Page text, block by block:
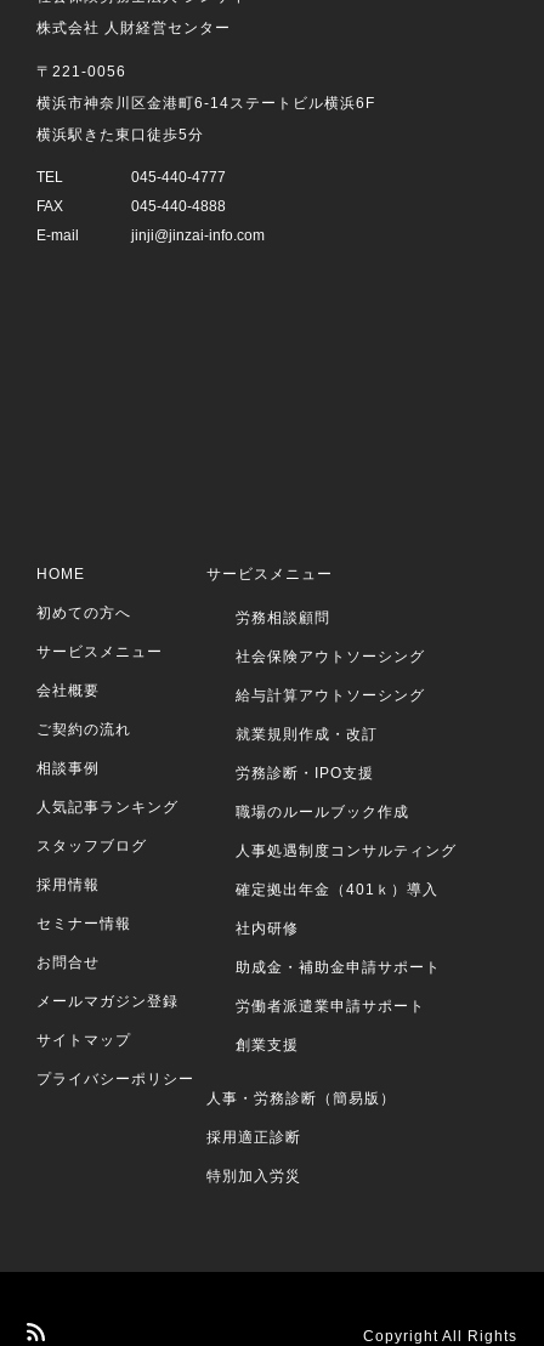
株式会社 人財経営センター
〒221-0056
横浜市神奈川区金港町6-14ステートビル横浜6F
横浜駅きた東口徒歩5分
TEL
045-440-4777
FAX
045-440-4888
E-mail
jinji@jinzai-info.com
HOME
初めての方へ
サービスメニュー
会社概要
ご契約の流れ
相談事例
人気記事ランキング
スタッフブログ
採用情報
セミナー情報
お問合せ
メールマガジン登録
サイトマップ
プライバシーポリシー
サービスメニュー
労務相談顧問
社会保険アウトソーシング
給与計算アウトソーシング
就業規則作成・改訂
労務診断・IPO支援
職場のルールブック作成
人事処遇制度コンサルティング
確定拠出年金（401ｋ）導入
社内研修
助成金・補助金申請サポート
労働者派遣業申請サポート
創業支援
人事・労務診断（簡易版）
採用適正診断
特別加入労災
Copyright All Rights